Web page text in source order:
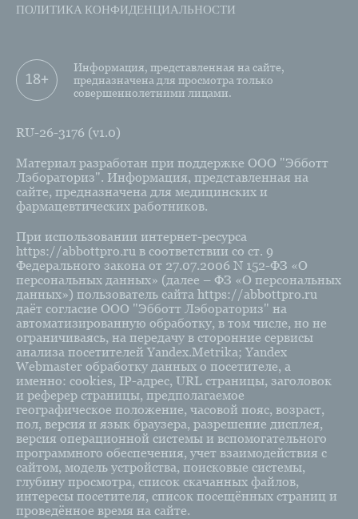
ПОЛИТИКА КОНФИДЕНЦИАЛЬНОСТИ
18+
Информация, представленная на сайте,
предназначена для просмотра только
совершеннолетними лицами.
RU-26-3176 (v1.0)
Материал разработан при поддержке ООО "Эбботт
Лэбораториз". Информация, представленная на
сайте, предназначена для медицинских и
фармацевтических работников.
При использовании интернет-ресурса
https://abbottpro.ru в соответствии со ст. 9
Федерального закона от 27.07.2006 N 152-ФЗ «О
персональных данных» (далее – ФЗ «О персональных
данных») пользователь сайта https://abbottpro.ru
даёт согласие ООО "Эбботт Лэбораториз" на
автоматизированную обработку, в том числе, но не
ограничиваясь, на передачу в сторонние сервисы
анализа посетителей Yandex.Metrika; Yandex
Webmaster обработку данных о посетителе, а
именно: cookies, IP-адрес, URL страницы, заголовок
и реферер страницы, предполагаемое
географическое положение, часовой пояс, возраст,
пол, версия и язык браузера, разрешение дисплея,
версия операционной системы и вспомогательного
программного обеспечения, учет взаимодействия с
сайтом, модель устройства, поисковые системы,
глубину просмотра, список скачанных файлов,
интересы посетителя, список посещённых страниц и
проведённое время на сайте.